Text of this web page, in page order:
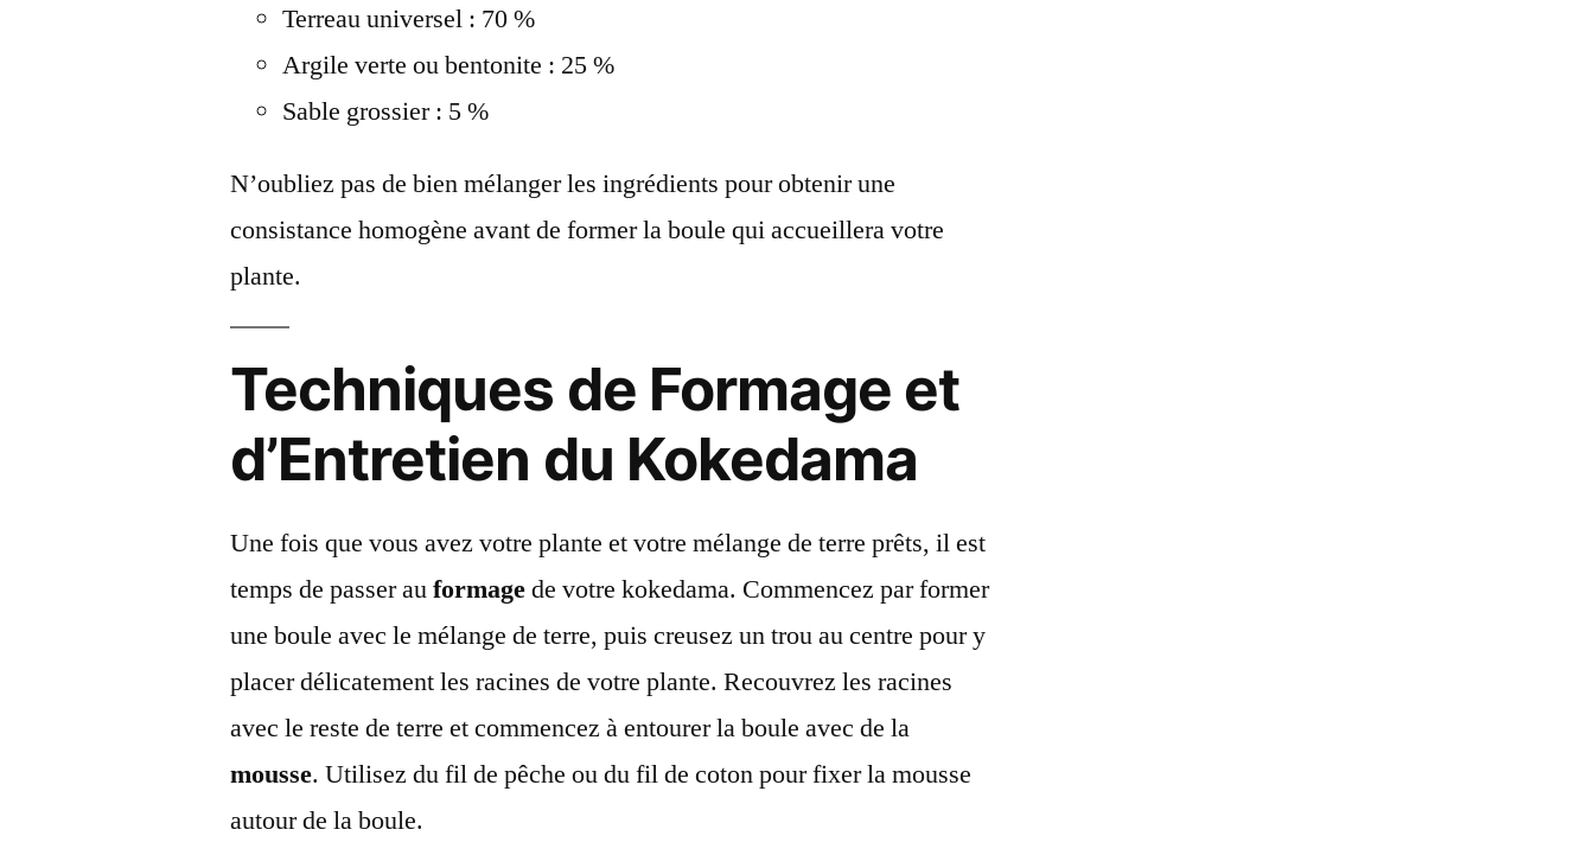
Terreau universel : 70 %
Argile verte ou bentonite : 25 %
Sable grossier : 5 %
N’oubliez pas de bien mélanger les ingrédients pour obtenir une
consistance homogène avant de former la boule qui accueillera votre
plante.
Techniques de Formage et
d’Entretien du Kokedama
Une fois que vous avez votre plante et votre mélange de terre prêts, il est
temps de passer auformagede votre kokedama. Commencez par former
une boule avec le mélange de terre, puis creusez un trou au centre pour y
placer délicatement les racines de votre plante. Recouvrez les racines
avec le reste de terre et commencez à entourer la boule avec de la
mousse. Utilisez du fil de pêche ou du fil de coton pour fixer la mousse
autour de la boule.